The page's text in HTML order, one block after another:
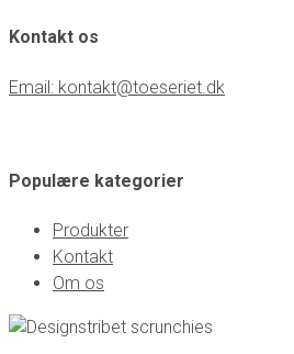
Kontakt os
Email: kontakt@toeseriet.dk
Populære kategorier
Produkter
Kontakt
Om os